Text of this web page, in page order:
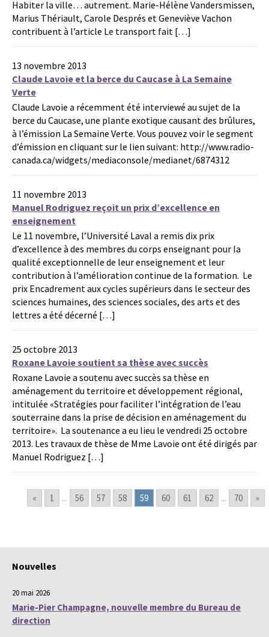
Habiter la ville… autrement. Marie-Hélène Vandersmissen,
Marius Thériault, Carole Després et Geneviève Vachon
contribuent à l’article Le transport fait […]
13 novembre 2013
Claude Lavoie et la berce du Caucase à La Semaine
Verte
Claude Lavoie a récemment été interviewé au sujet de la
berce du Caucase, une plante exotique causant des brûlures,
à l’émission La Semaine Verte. Vous pouvez voir le segment
d’émission en cliquant sur le lien suivant: http://www.radio-
canada.ca/widgets/mediaconsole/medianet/6874312
11 novembre 2013
Manuel Rodriguez reçoit un prix d’excellence en
enseignement
Le 11 novembre, l’Université Laval a remis dix prix
d’excellence à des membres du corps enseignant pour la
qualité exceptionnelle de leur enseignement et leur
contribution à l’amélioration continue de la formation. Le
prix Encadrement aux cycles supérieurs dans le secteur des
sciences humaines, des sciences sociales, des arts et des
lettres a été décerné […]
25 octobre 2013
Roxane Lavoie soutient sa thèse avec succès
Roxane Lavoie a soutenu avec succès sa thèse en
aménagement du territoire et développement régional,
intitulée «Stratégies pour faciliter l’intégration de l’eau
souterraine dans la prise de décision en aménagement du
territoire». La soutenance a eu lieu le vendredi 25 octobre
2013. Les travaux de thèse de Mme Lavoie ont été dirigés par
Manuel Rodriguez […]
« 1 ... 56 57 58 59 60 61 62 ... 70 »
Nouvelles
20 mai 2026
Marie-Pier Champagne, nouvelle membre du Bureau de
direction